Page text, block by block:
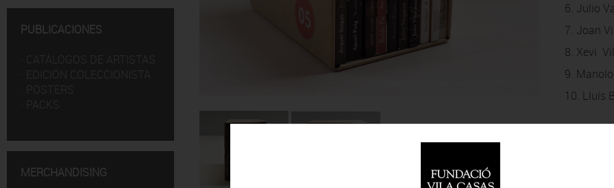
PUBLICACIONES
CATÁLOGOS DE ARTISTAS
EDICIÓN COLECCIONISTA
POSTERS
PACKS
MERCHANDISING
6. Julio
7. Joan
8. Xevi
9.
10. Lluís